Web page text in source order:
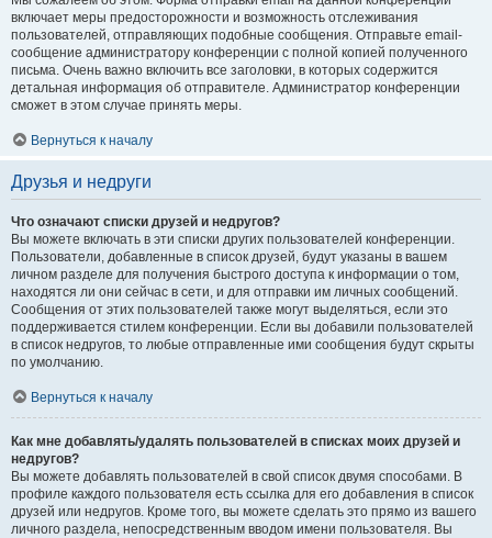
включает меры предосторожности и возможность отслеживания
пользователей, отправляющих подобные сообщения. Отправьте email-
сообщение администратору конференции с полной копией полученного
письма. Очень важно включить все заголовки, в которых содержится
детальная информация об отправителе. Администратор конференции
сможет в этом случае принять меры.
Вернуться к началу
Друзья и недруги
Что означают списки друзей и недругов?
Вы можете включать в эти списки других пользователей конференции.
Пользователи, добавленные в список друзей, будут указаны в вашем
личном разделе для получения быстрого доступа к информации о том,
находятся ли они сейчас в сети, и для отправки им личных сообщений.
Сообщения от этих пользователей также могут выделяться, если это
поддерживается стилем конференции. Если вы добавили пользователей
в список недругов, то любые отправленные ими сообщения будут скрыты
по умолчанию.
Вернуться к началу
Как мне добавлять/удалять пользователей в списках моих друзей и
недругов?
Вы можете добавлять пользователей в свой список двумя способами. В
профиле каждого пользователя есть ссылка для его добавления в список
друзей или недругов. Кроме того, вы можете сделать это прямо из вашего
личного раздела, непосредственным вводом имени пользователя. Вы